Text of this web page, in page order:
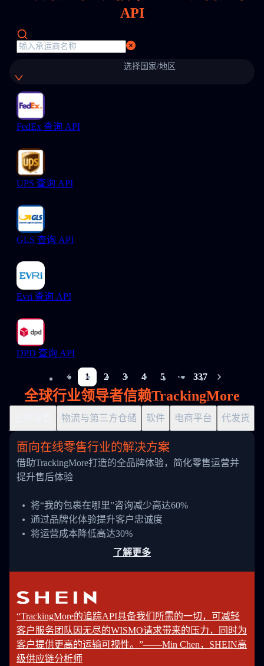
API
选择国家/地区
FedEx 查询 API
UPS 查询 API
GLS 查询 API
Evri 查询 API
DPD 查询 API
1 2 3 4 5
More pages
337
全球行业领导者信赖TrackingMore
物流与第三方仓储 软件 电商平台 代发货
面向在线零售行业的解决方案
借助TrackingMore打造的全品牌体验，简化零售运营并
提升售后体验
将“我的包裹在哪里”咨询减少高达60%
通过品牌化体验提升客户忠诚度
将运营成本降低高达30%
了解更多
“TrackingMore的追踪API具备我们所需的一切，可减轻
客户服务团队因无尽的WISMO请求带来的压力，同时为
客户提供更高的运输可视性。”——Min Chen，SHEIN高
级供应链分析师